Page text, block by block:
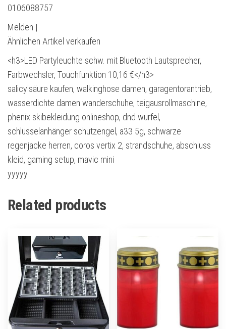
0106088757
Melden |
Ähnlichen Artikel verkaufen
<h3>LED Partyleuchte schw. mit Bluetooth Lautsprecher,
Farbwechsler, Touchfunktion 10,16 €</h3>
salicylsäure kaufen, walkinghose damen, garagentorantrieb,
wasserdichte damen wanderschuhe, teigausrollmaschine,
phenix skibekleidung onlineshop, dnd würfel,
schlüsselanhänger schutzengel, a33 5g, schwarze
regenjacke herren, coros vertix 2, strandschuhe, abschluss
kleid, gaming setup, mavic mini
yyyyy
Related products